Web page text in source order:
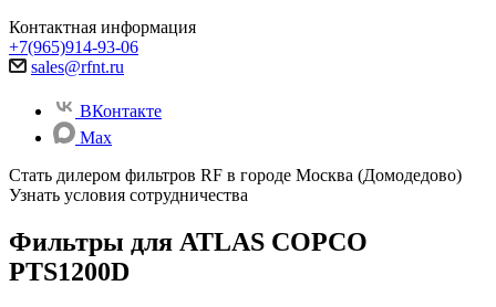
Контактная информация
+7(965)914-93-06
sales@rfnt.ru
ВКонтакте
Max
Стать дилером фильтров RF в городе Москва (Домодедово)
Узнать условия сотрудничества
Фильтры для ATLAS COPCO
PTS1200D